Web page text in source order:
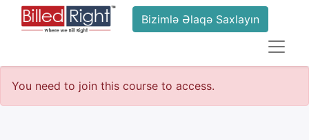
Bizimlə Əlaqə Saxlayın
You need to join this course to access.